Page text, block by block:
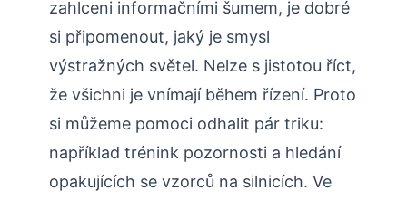
zahlceni informačními šumem, je dobré
si připomenout, jaký je smysl
výstražných světel. Nelze s jistotou říct,
že všichni je vnímají během řízení. Proto
si můžeme pomoci odhalit pár triku:
například trénink pozornosti a hledání
opakujících se vzorců na silnicích. Ve